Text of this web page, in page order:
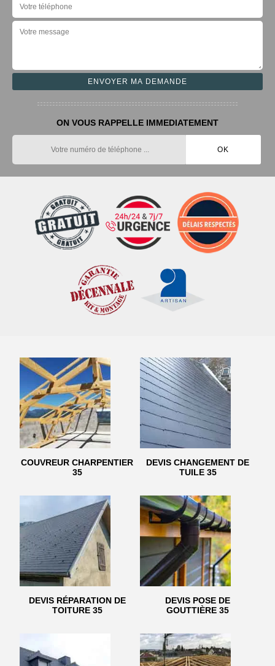
ON VOUS RAPPELLE IMMEDIATEMENT
COUVREUR CHARPENTIER
35
DEVIS CHANGEMENT DE
TUILE 35
DEVIS RÉPARATION DE
TOITURE 35
DEVIS POSE DE
GOUTTIÈRE 35